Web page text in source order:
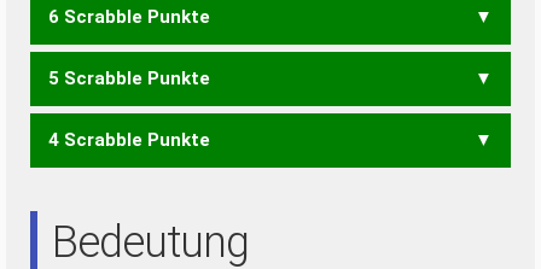
6 Scrabble Punkte
GORT
5 Scrabble Punkte
GOR
4 Scrabble Punkte
Bedeutung